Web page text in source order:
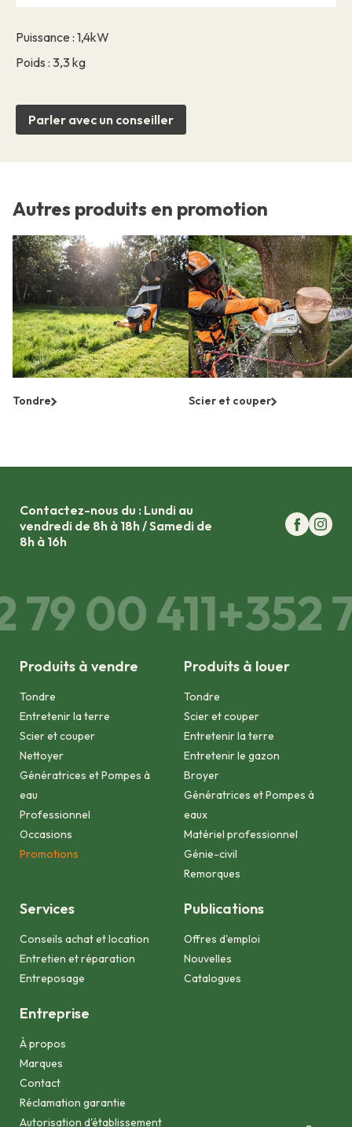
Puissance : 1,4kW
Poids : 3,3 kg
Parler avec un conseiller
Autres produits en promotion
Tondre Scier et couper
Contactez-nous du : Lundi au
vendredi de 8h à 18h / Samedi de
8h à 16h
79 00 411+352
Produits à vendre
Tondre
Entretenir la terre
Scier et couper
Nettoyer
Génératrices et Pompes à
eau
Professionnel
Occasions
Promotions
Produits à louer
Tondre
Scier et couper
Entretenir la terre
Entretenir le gazon
Broyer
Génératrices et Pompes à
eaux
Matériel professionnel
Génie-civil
Remorques
Services
Conseils achat et location
Entretien et réparation
Entreposage
Publications
Offres d'emploi
Nouvelles
Catalogues
Entreprise
À propos
Marques
Contact
Réclamation garantie
Autorisation d'établissement